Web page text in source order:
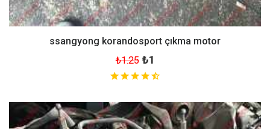
ssangyong korandosport çıkma motor
₺1.25 ₺1